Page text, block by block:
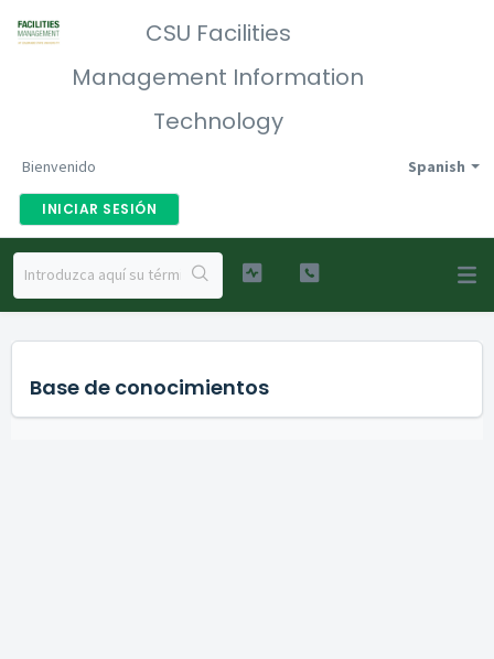
CSU Facilities
Management Information
Technology
Spanish
Bienvenido
INICIAR SESIÓN
Base de conocimientos